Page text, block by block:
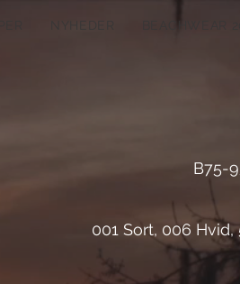
B75-
001 Sort, 006